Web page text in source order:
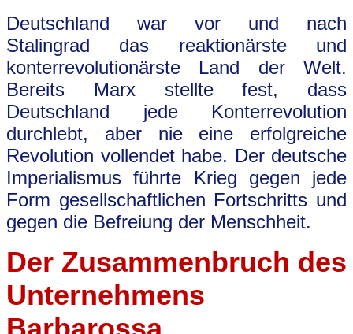
Deutschland war vor und nach
Stalingrad das reaktionärste und
konterrevolutionärste Land der Welt.
Bereits Marx stellte fest, dass
Deutschland jede Konterrevolution
durchlebt, aber nie eine erfolgreiche
Revolution vollendet habe. Der deutsche
Imperialismus führte Krieg gegen jede
Form gesellschaftlichen Fortschritts und
gegen die Befreiung der Menschheit.
Der Zusammenbruch des
Unternehmens